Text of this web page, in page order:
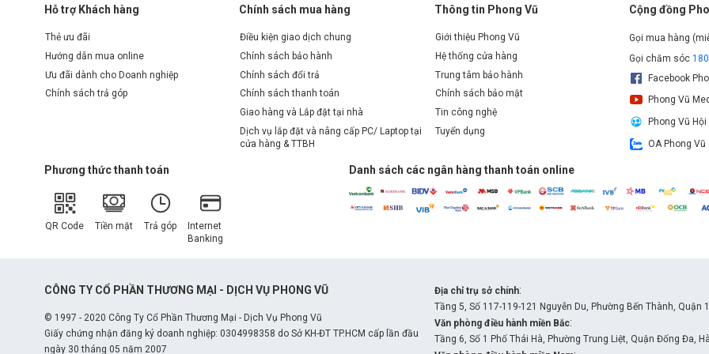
Card đồ họa MSI GeForce RTX 3060 12GB với khả năng xử lý đồ họa mạnh mẽ
Hỗ trợ Khách hàng
Thẻ ưu đãi
Hướng dẫn mua online
Ưu đãi dành cho Doanh nghiệp
Chính sách trả góp
Chính sách mua hàng
Điều kiện giao dịch chung
Chính sách bảo hành
Chính sách đổi trả
Chính sách thanh toán
Giao hàng và Lắp đặt tại nhà
Dịch vụ lắp đặt và nâng cấp PC/ Laptop tại
cửa hàng & TTBH
Thông tin Phong Vũ
Giới thiệu Phong Vũ
Hệ thống cửa hàng
Trung tâm bảo hành
Chính sách bảo mật
Tin công nghệ
Tuyển dụng
Cộng đồng
Gọi mua hàng
Gọi chăm sóc
Facebook
Phong Vũ
Phong Vũ Hội
OA Phong Vũ
Phương thức thanh toán
QR Code Tiền mặt Trả góp
Internet
Banking
Danh sách các ngân hàng thanh toán online
CÔNG TY CỔ PHẦN THƯƠNG MẠI - DỊCH VỤ PHONG VŨ
© 1997 - 2020 Công Ty Cổ Phần Thương Mại - Dịch Vụ Phong Vũ
Giấy chứng nhận đăng ký doanh nghiệp: 0304998358 do Sở KH-ĐT TP.HCM cấp lần đầu
ngày 30 tháng 05 năm 2007
Địa chỉ trụ sở chính:
Tầng 5, Số 117-119-121 Nguyễn Du, Phường Bến Thành, Quận
Văn phòng điều hành miền Bắc:
Tầng 6, Số 1 Phố Thái Hà, Phường Trung Liệt, Quận Đống Đa,